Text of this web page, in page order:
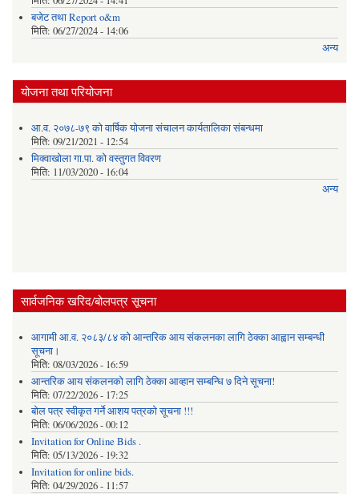
बजेट तथा Report o&m
मिति: 06/27/2024 - 14:06
अन्य
योजना तथा परियोजना
आ.व. २०७८-७९ को वार्षिक योजना संचालन कार्यतालिका संबन्धमा
मिति: 09/21/2021 - 12:54
मिक्वाखोला गा.पा. को वस्तुगत विवरण
मिति: 11/03/2020 - 16:04
अन्य
सार्वजनिक खरिद/बोलपत्र सूचना
आगामी आ.व. २०८३/८४ को आन्तरिक आय संकलनका लागि ठेक्का आह्वान सम्बन्धी
सूचना।
मिति: 08/03/2026 - 16:59
आन्तरिक आय संकलनको लागि ठेक्‍का आव्हान सम्बन्धि ७ दिने सूचना!
मिति: 07/22/2026 - 17:25
बोल पत्र स्वीकृत गर्ने आशय पत्रको सूचना !!!
मिति: 06/06/2026 - 00:12
Invitation for Online Bids .
मिति: 05/13/2026 - 19:32
Invitation for online bids.
मिति: 04/29/2026 - 11:57